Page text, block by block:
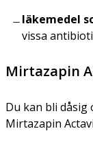
läkemedel
vissa
Mirtazapin
Du kan bli dåsig
Mirtazapin